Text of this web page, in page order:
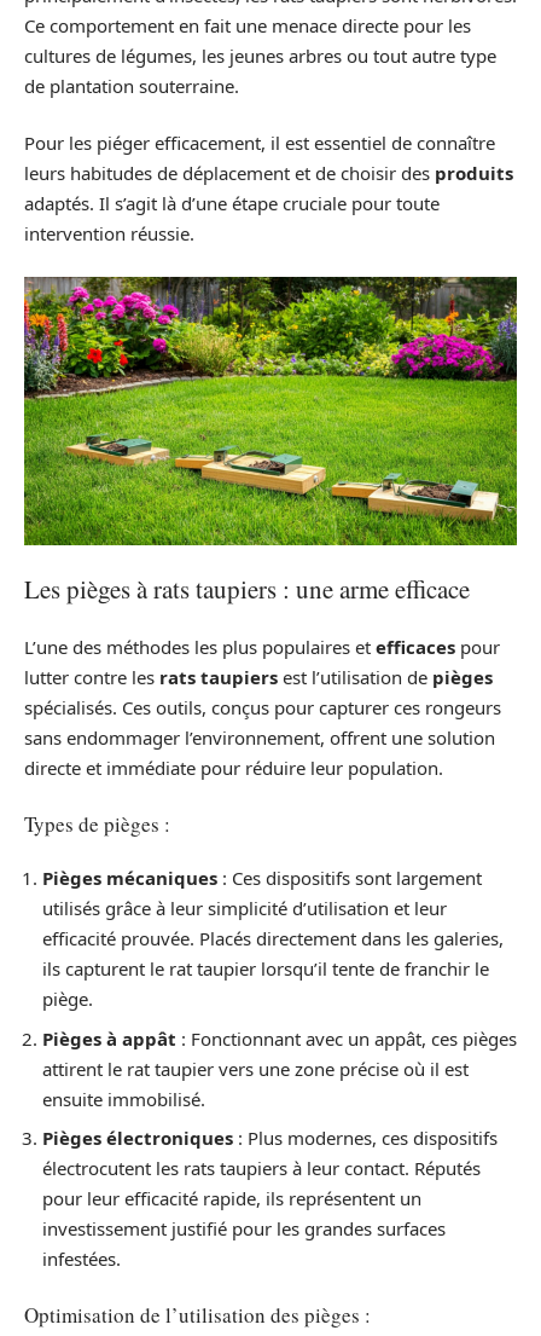
Ce comportement en fait une menace directe pour les
cultures de légumes, les jeunes arbres ou tout autre type
de plantation souterraine.
Pour les piéger efficacement, il est essentiel de connaître
leurs habitudes de déplacement et de choisir des produits
adaptés. Il s’agit là d’une étape cruciale pour toute
intervention réussie.
Les pièges à rats taupiers : une arme efficace
L’une des méthodes les plus populaires et efficaces pour
lutter contre les rats taupiers est l’utilisation de pièges
spécialisés. Ces outils, conçus pour capturer ces rongeurs
sans endommager l’environnement, offrent une solution
directe et immédiate pour réduire leur population.
Types de pièges :
Pièges mécaniques : Ces dispositifs sont largement
utilisés grâce à leur simplicité d’utilisation et leur
efficacité prouvée. Placés directement dans les galeries,
ils capturent le rat taupier lorsqu’il tente de franchir le
piège.
Pièges à appât : Fonctionnant avec un appât, ces pièges
attirent le rat taupier vers une zone précise où il est
ensuite immobilisé.
Pièges électroniques : Plus modernes, ces dispositifs
électrocutent les rats taupiers à leur contact. Réputés
pour leur efficacité rapide, ils représentent un
investissement justifié pour les grandes surfaces
infestées.
Optimisation de l’utilisation des pièges :